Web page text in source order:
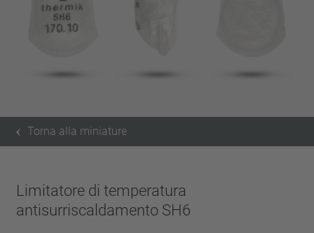
Torna alla miniature
Limitatore di temperatura
antisurriscaldamento SH6